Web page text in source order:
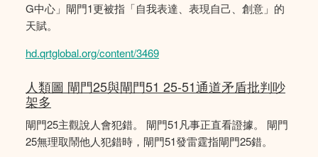
G中心」閘門1更被指「自我表達、表現自己、創意」的
天賦。
hd.qrtglobal.org/content/3469
人類圖 閘門25與閘門51 25-51通道矛盾批判吵
架多
閘門25主觀說人會犯錯。 閘門51凡事正直看證據。 閘門
25無理取鬧他人犯錯時，閘門51發雷霆指閘門25錯。